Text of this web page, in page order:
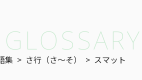
表面処理の基礎知識
お問い合わせ
GLOSSARY
集 > さ行（さ〜そ） > スマット